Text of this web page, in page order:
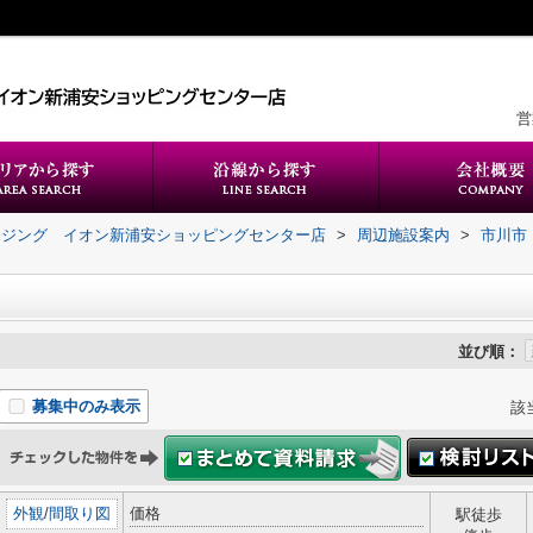
ング イオン新浦安ショッピングセンター店 > 周辺施設案内 > 市川市
並び順：
募集中のみ表示 該
外観/間取り図
価格
駅徒歩